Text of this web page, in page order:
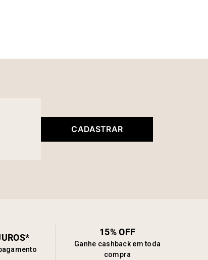
CADASTRAR
15% OFF
Ganhe cashback em toda
compra